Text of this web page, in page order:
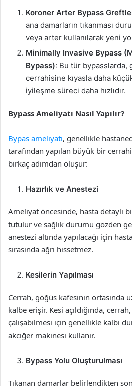
Koroner Arter Bypass
ana damarların tıkanması
veya arter kullanılarak yeni
Minimally Invasive Bypass
Bypass): Bu tür bypasslarda,
cerrahisine kıyasla daha
iyileşme süreci daha hızlıdır.
Bypass Ameliyatı Nasıl Yapılır?
Bypas ameliyatı, genellikle
tarafından yapılan büyük bir
birkaç adımdan oluşur:
Hazırlık ve Anestezi
Ameliyat öncesinde, hasta detaylı
tutulur ve sağlık durumu gözden
anestezi altında yapılacağı için
sırasında ağrı hissetmez.
Kesilerin Yapılması
Cerrah, göğüs kafesinin ortasında
kalbe erişir. Kesi açıldığında,
çalışabilmesi için genellikle kalbi
akciğer makinesi kullanır.
Bypass Yolu Oluşturulması
Tıkanan damarlar belirlendikten